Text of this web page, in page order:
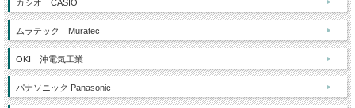
カシオ CASIO
ムラテック Muratec
OKI 沖電気工業
パナソニック Panasonic